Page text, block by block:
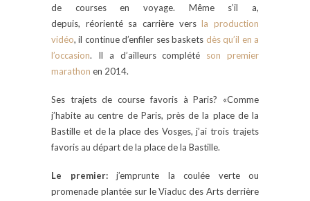
de courses en voyage. Même s’il a,
depuis, réorienté sa carrière versla production
vidéo, il continue d’enfiler ses baskets dès qu’il en a
l’occasion. Il a d’ailleurs complété son premier
marathon en 2014.
Ses trajets de course favoris à Paris? «Comme
j’habite au centre de Paris, près de la place de la
Bastille et de la place des Vosges, j’ai trois trajets
favoris au départ de la place de la Bastille.
Le premier:j’emprunte la coulée verte ou
promenade plantée sur le Viaduc des Arts derrière